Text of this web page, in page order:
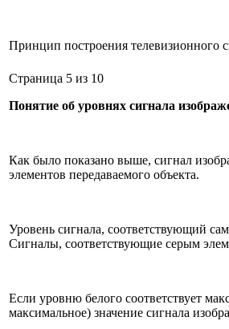
Принцип построения телевизионного
Страница 5 из 10
Понятие об уровнях сигнала
Как было показано выше, сигнал
элементов передаваемого объекта.
Уровень сигнала, соответствующий
Сигналы, соответствующие серым
Если уровню белого соответствует
максимальное) значение сигнала